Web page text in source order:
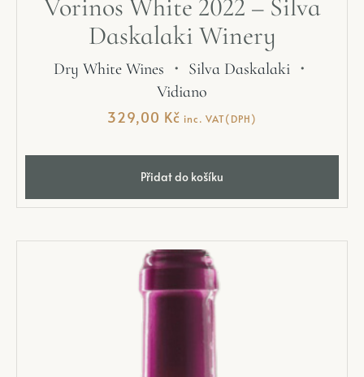
Vorinos White 2022 – Silva
Daskalaki Winery
Dry White Wines ・ Silva Daskalaki ・
Vidiano
329,00 Kč inc. VAT(DPH)
Přidat do košíku